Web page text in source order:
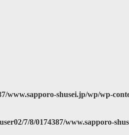
www.sapporo-shusei.jp/wp/wp-
7/8/0174387/www.sapporo-